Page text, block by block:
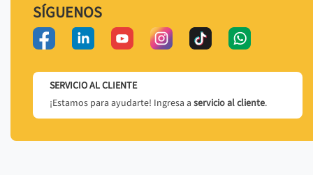
SÍGUENOS
SERVICIO AL CLIENTE
¡Estamos para ayudarte! Ingresa a servicio al cliente.